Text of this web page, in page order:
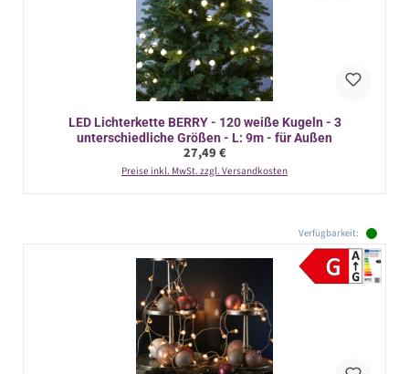
LED Lichterkette BERRY - 120 weiße Kugeln - 3
unterschiedliche Größen - L: 9m - für Außen
Regulärer Preis:
27,49 €
Preise inkl. MwSt. zzgl. Versandkosten
Verfügbarkeit: